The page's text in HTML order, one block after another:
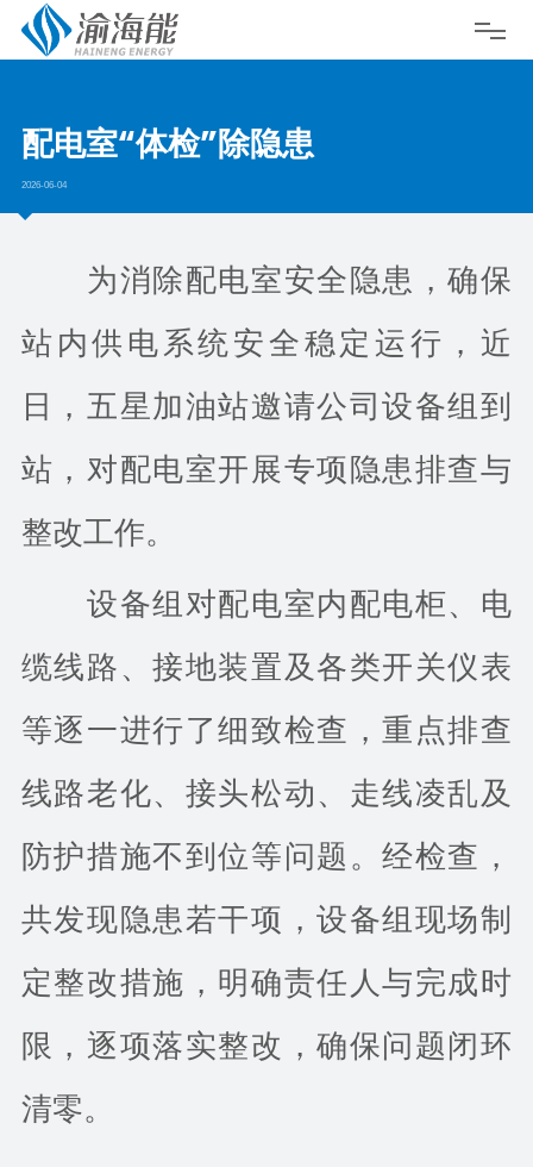
配电室“体检”除隐患
2026-06-04
为消除配电室安全隐患，确保
站内供电系统安全稳定运行，近
日，五星加油站邀请公司设备组到
站，对配电室开展专项隐患排查与
整改工作。
设备组对配电室内配电柜、电
缆线路、接地装置及各类开关仪表
等逐一进行了细致检查，重点排查
线路老化、接头松动、走线凌乱及
防护措施不到位等问题。经检查，
共发现隐患若干项，设备组现场制
定整改措施，明确责任人与完成时
限，逐项落实整改，确保问题闭环
清零。